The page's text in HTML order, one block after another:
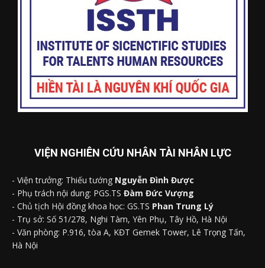
VIỆN NGHIÊN CỨU NHÂN TÀI NHÂN LỰC
- Viện trưởng: Thiếu tướng Nguyễn Đình Được
- Phụ trách nội dung: PGS.TS Đàm Đức Vượng
- Chủ tịch Hội đồng khoa học: GS.TS Phan Trung Lý
- Trụ sở: Số 51/278, Nghi Tàm, Yên Phụ, Tây Hồ, Hà Nội
- Văn phòng: P.916, tòa A, KĐT Gemek Tower, Lê Trọng Tấn,
Hà Nội